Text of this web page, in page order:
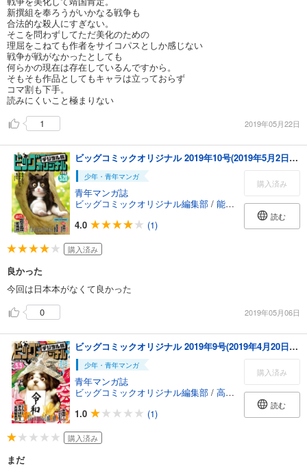
新撰組を奉ろうがいかなる戦争も
合法的な殺人にすぎない。
そこを問わずしてただ美化のための
理屈をこねても作者をサイコパスとしか感じない
戦争が戦がなかったとしても
何らかの現在は存在しているんですから。
そもそも作品としてもキャラは立っておらず
コマ割も下手。
読みにくいこと極まりない
1
2019年05月22日
ビッグコミックオリジナル 2019年10号(2019年5月2日発売)
少年・青年マンガ
青年マンガ誌
ビッグコミックオリジナル編集部 / 能條純一 /半藤一利/
4.0
(1)
購入済み
読む
購入済み
良かった
今回は日本本がなくて良かった
0
2019年05月06日
ビッグコミックオリジナル 2019年9号(2019年4月20日発売)
少年・青年マンガ
青年マンガ誌
ビッグコミックオリジナル編集部 / 高橋留美子 /リチャ
1.0
(1)
購入済み
読む
購入済み
まだ